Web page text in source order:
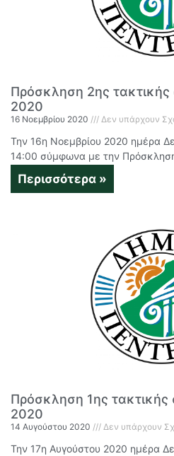
Πρόσκληση 2ης
2020
16 Νοεμβρίου 2020 Δεν υπάρχουν
Την 16η Νοεμβρίου 2020 ημέρα
14:00 σύμφωνα με την
Περισσότερα »
Πρόσκληση 1ης
2020
14 Αυγούστου 2020 Δεν υπάρχουν
Την 17η Αυγούστου 2020 ημέρα